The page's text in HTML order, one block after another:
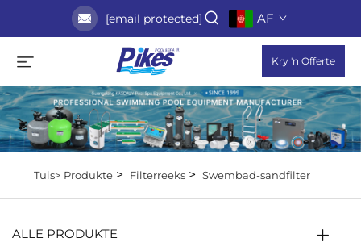
[email protected] AF
Kry 'n Offerte
Tuis> Produkte> Filterreeks> Swembad-sandfilter
ALLE PRODUKTE